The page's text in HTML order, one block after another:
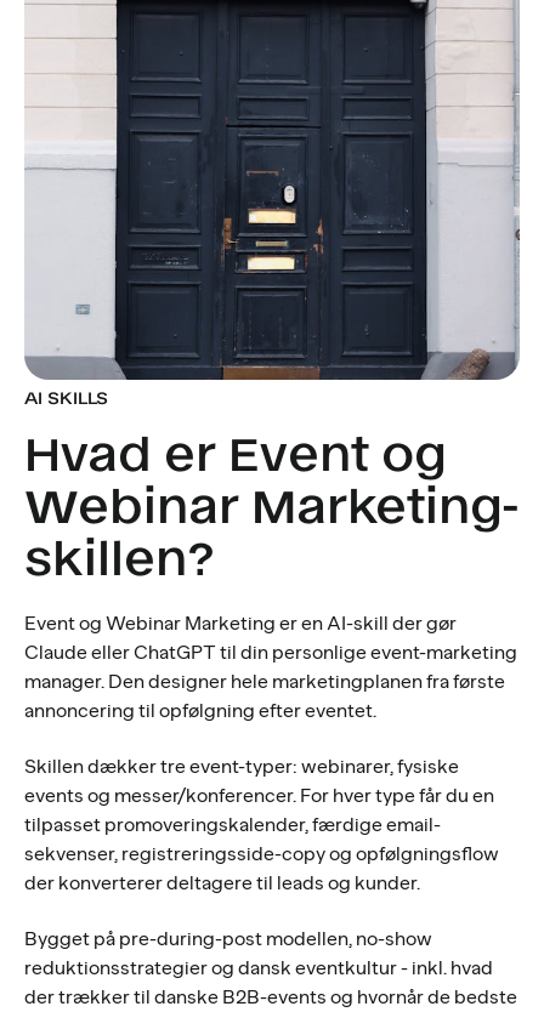
AI SKILLS
Hvad er Event og
Webinar Marketing-
skillen?
Event og Webinar Marketing er en AI-skill der gør
Claude eller ChatGPT til din personlige event-marketing
manager. Den designer hele marketingplanen fra første
annoncering til opfølgning efter eventet.
Skillen dækker tre event-typer: webinarer, fysiske
events og messer/konferencer. For hver type får du en
tilpasset promoveringskalender, færdige email-
sekvenser, registreringsside-copy og opfølgningsflow
der konverterer deltagere til leads og kunder.
Bygget på pre-during-post modellen, no-show
reduktionsstrategier og dansk eventkultur - inkl. hvad
der trækker til danske B2B-events og hvornår de bedste